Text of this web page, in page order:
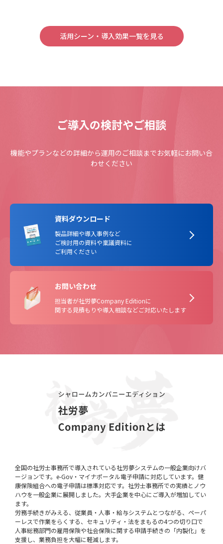
活用シーン・導入効果一覧を見る
ご導入の検討やご相談
機能やプランなどの詳細から運用のご相談までお気軽にお問い合
わせください
資料ダウンロード
製品詳細や導入事例など
ご検討用の資料や稟議資料に
ご利用ください
お問い合わせ
担当者が社労夢Company Editionに
関する見積もりや導入相談などご対応いたします
全国の社労士事務所で導入されている社労夢システムの一般企業向けバ
ージョンです。e-Gov・マイナポータル電子申請に対応しています。健
康保険組合への電子申請は標準対応です。社労士事務所での実績とノウ
ハウを一般企業に展開しました。大手企業を中心にご導入が増加してい
ます。
労務手続きがみえる、従業員・人事・給与システムとつながる、ペーパ
ーレスで作業をらくする、セキュリティ・法をまもるの4つの切り口で
人事総務部門の雇用保険や社会保険に関する申請手続きの「内製化」を
支援し、業務負担を大幅に軽減します。